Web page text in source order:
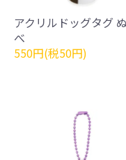
アクリルドッグタグ
べ
550円(税50円)